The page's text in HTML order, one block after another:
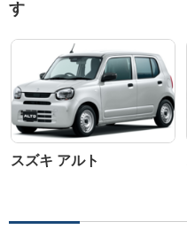
す
スズキ アルト